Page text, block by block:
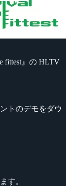
fittest』の HLTV
トのデモをダウ
す。